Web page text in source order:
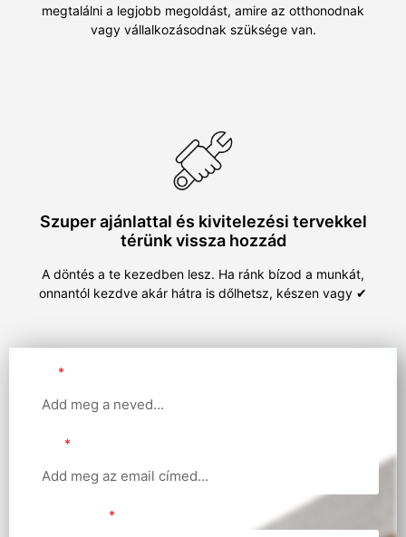
megtalálni a legjobb megoldást, amire az otthonodnak
vagy vállalkozásodnak szüksége van.
Szuper ajánlattal és kivitelezési tervekkel
térünk vissza hozzád
A döntés a te kezedben lesz. Ha ránk bízod a munkát,
onnantól kezdve akár hátra is dőlhetsz, készen vagy ✔